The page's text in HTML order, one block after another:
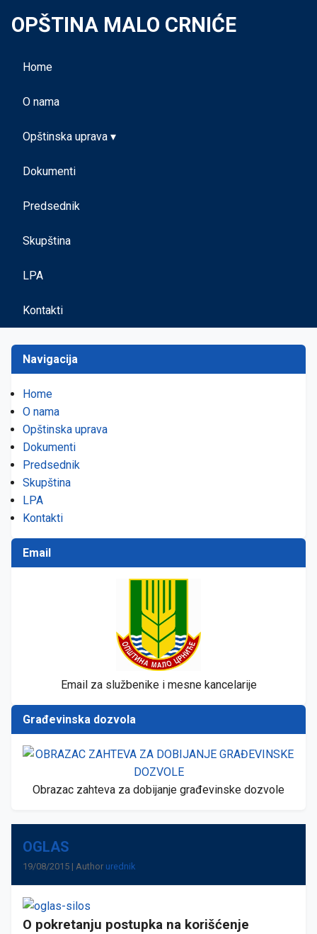
OPŠTINA MALO CRNIĆE
Home
O nama
Opštinska uprava ▾
Dokumenti
Predsednik
Skupština
LPA
Kontakti
Navigacija
Home
O nama
Opštinska uprava
Dokumenti
Predsednik
Skupština
LPA
Kontakti
Email
Email za službenike i mesne kancelarije
Građevinska dozvola
Obrazac zahteva za dobijanje građevinske dozvole
OGLAS
19/08/2015 | Author urednik
O pokretanju postupka na korišćenje